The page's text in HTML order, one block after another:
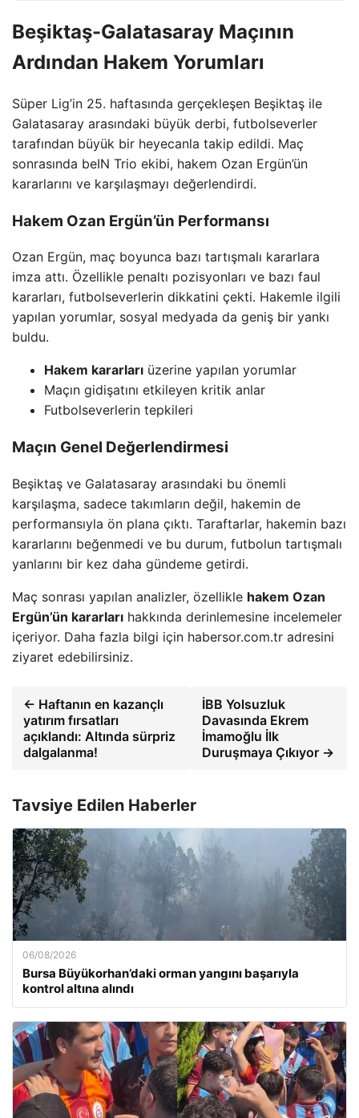
Beşiktaş-Galatasaray Maçının
Ardından Hakem Yorumları
Süper Lig’in 25. haftasında gerçekleşen Beşiktaş ile
Galatasaray arasındaki büyük derbi, futbolseverler
tarafından büyük bir heyecanla takip edildi. Maç
sonrasında beIN Trio ekibi, hakem Ozan Ergün’ün
kararlarını ve karşılaşmayı değerlendirdi.
Hakem Ozan Ergün’ün Performansı
Ozan Ergün, maç boyunca bazı tartışmalı kararlara
imza attı. Özellikle penaltı pozisyonları ve bazı faul
kararları, futbolseverlerin dikkatini çekti. Hakemle ilgili
yapılan yorumlar, sosyal medyada da geniş bir yankı
buldu.
Hakem kararları üzerine yapılan yorumlar
Maçın gidişatını etkileyen kritik anlar
Futbolseverlerin tepkileri
Maçın Genel Değerlendirmesi
Beşiktaş ve Galatasaray arasındaki bu önemli
karşılaşma, sadece takımların değil, hakemin de
performansıyla ön plana çıktı. Taraftarlar, hakemin bazı
kararlarını beğenmedi ve bu durum, futbolun tartışmalı
yanlarını bir kez daha gündeme getirdi.
Maç sonrası yapılan analizler, özellikle hakem Ozan
Ergün’ün kararları hakkında derinlemesine incelemeler
içeriyor. Daha fazla bilgi için habersor.com.tr adresini
ziyaret edebilirsiniz.
← Haftanın en kazançlı
yatırım fırsatları
açıklandı: Altında sürpriz
dalgalanma!
İBB Yolsuzluk
Davasında Ekrem
İmamoğlu İlk
Duruşmaya Çıkıyor →
Tavsiye Edilen Haberler
06/08/2026
Bursa Büyükorhan’daki orman yangını başarıyla
kontrol altına alındı